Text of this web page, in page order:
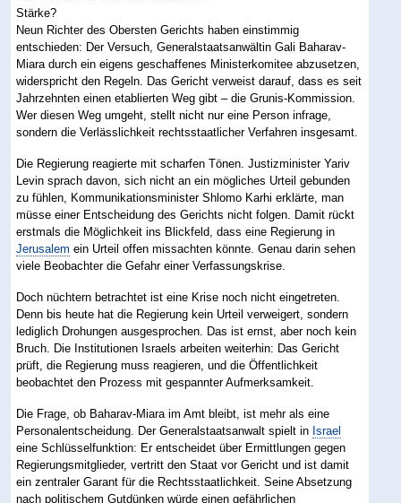
Neun Richter des Obersten Gerichts haben einstimmig
entschieden: Der Versuch, Generalstaatsanwältin Gali Baharav-
Miara durch ein eigens geschaffenes Ministerkomitee abzusetzen,
widerspricht den Regeln. Das Gericht verweist darauf, dass es seit
Jahrzehnten einen etablierten Weg gibt – die Grunis-Kommission.
Wer diesen Weg umgeht, stellt nicht nur eine Person infrage,
sondern die Verlässlichkeit rechtsstaatlicher Verfahren insgesamt.
Die Regierung reagierte mit scharfen Tönen. Justizminister Yariv
Levin sprach davon, sich nicht an ein mögliches Urteil gebunden
zu fühlen, Kommunikationsminister Shlomo Karhi erklärte, man
müsse einer Entscheidung des Gerichts nicht folgen. Damit rückt
erstmals die Möglichkeit ins Blickfeld, dass eine Regierung in
Jerusalem ein Urteil offen missachten könnte. Genau darin sehen
viele Beobachter die Gefahr einer Verfassungskrise.
Doch nüchtern betrachtet ist eine Krise noch nicht eingetreten.
Denn bis heute hat die Regierung kein Urteil verweigert, sondern
lediglich Drohungen ausgesprochen. Das ist ernst, aber noch kein
Bruch. Die Institutionen Israels arbeiten weiterhin: Das Gericht
prüft, die Regierung muss reagieren, und die Öffentlichkeit
beobachtet den Prozess mit gespannter Aufmerksamkeit.
Die Frage, ob Baharav-Miara im Amt bleibt, ist mehr als eine
Personalentscheidung. Der Generalstaatsanwalt spielt in Israel
eine Schlüsselfunktion: Er entscheidet über Ermittlungen gegen
Regierungsmitglieder, vertritt den Staat vor Gericht und ist damit
ein zentraler Garant für die Rechtsstaatlichkeit. Seine Absetzung
nach politischem Gutdünken würde einen gefährlichen